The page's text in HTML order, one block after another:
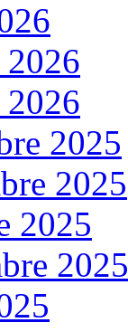
2025
2025
2025
2025